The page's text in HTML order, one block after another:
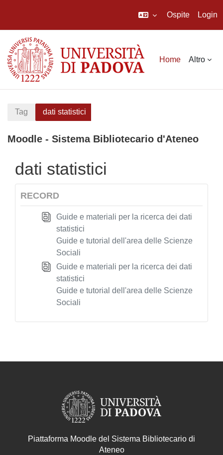
Ospite Login
Home Altro
Tag dati statistici
Moodle - Sistema Bibliotecario d'Ateneo
dati statistici
RECORD
Guide e materiali per la ricerca dei dati
statistici
Guide e tutorial dell'area delle Scienze
Sociali
Guide e materiali per la ricerca dei dati
statistici
Guide e tutorial dell'area delle Scienze
Sociali
Piattaforma Moodle del Sistema Bibliotecario di
Ateneo